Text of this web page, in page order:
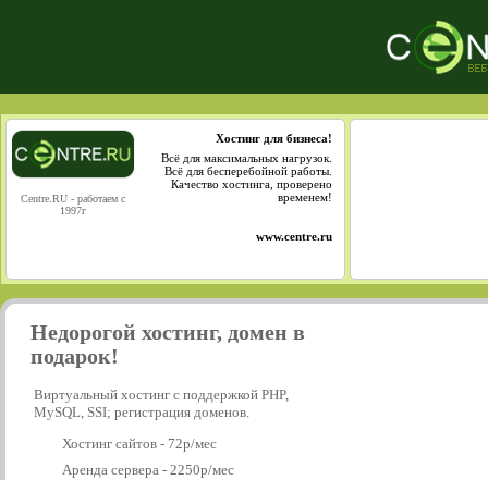
Centre.RU - работаем с
1997г
Хостинг для бизнеса!
Всё для максимальных нагрузок.
Всё для бесперебойной работы.
Качество хостинга, проверено
временем!
www.centre.ru
Недорогой хостинг, домен в
подарок!
Виртуальный хостинг с поддержкой PHP,
MySQL, SSI; регистрация доменов.
Хостинг сайтов - 72р/мес
Аренда сервера - 2250р/мес